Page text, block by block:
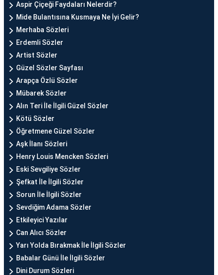
Aspir Çiçeği Faydaları Nelerdir?
Mide Bulantısına Kusmaya Ne İyi Gelir?
Merhaba Sözleri
Erdemli Sözler
Artist Sözler
Güzel Sözler Sayfası
Arapça Özlü Sözler
Mübarek Sözler
Alın Teri İle İlgili Güzel Sözler
Kötü Sözler
Öğretmene Güzel Sözler
Aşk İlanı Sözleri
Henry Louis Mencken Sözleri
Eski Sevgiliye Sözler
Şefkat İle İlgili Sözler
Sorun İle İlgili Sözler
Sevdiğim Adama Sözler
Etkileyici Yazılar
Can Alıcı Sözler
Yarı Yolda Bırakmak İle İlgili Sözler
Babalar Günü İle İlgili Sözler
Dini Durum Sözleri